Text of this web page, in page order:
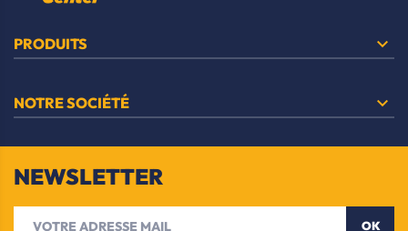
PRODUITS 
NOTRE SOCIÉTÉ 
NEWSLETTER
OK